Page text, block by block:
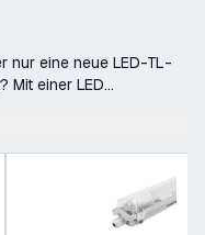
nur eine neue LED-TL-
Mit einer LED